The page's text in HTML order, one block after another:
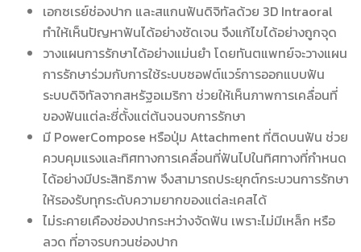
เอกซเรย์ช่องปาก และสแกนฟันดิจิทัลด้วย 3D Intraoral
ทำให้เห็นปัญหาฟันได้อย่างชัดเจน จึงแก้ไขได้อย่างถูกจุด
วางแผนการรักษาได้อย่างแม่นยำ โดยทันตแพทย์จะวางแผน
การรักษาร่วมกับการใช้ระบบซอฟต์แวร์การออกแบบฟัน
ระบบดิจิทัลจากสหรัฐอเมริกา ช่วยให้เห็นภาพการเคลื่อนที่
ของฟันแต่ละซี่ตั้งแต่ต้นจนจบการรักษา
มี PowerCompose หรือปุ่ม Attachment ที่ติดบนฟัน ช่วย
ควบคุมแรงและทิศทางการเคลื่อนที่ฟันไปในทิศทางที่กำหนด
ได้อย่างมีประสิทธิภาพ จึงสามารถประยุกต์กระบวนการรักษา
ให้รองรับทุกระดับความยากของแต่ละเคสได้
ไม่ระคายเคืองช่องปากระหว่างจัดฟัน เพราะไม่มีเหล็ก หรือ
ลวด ที่อาจรบกวนช่องปาก